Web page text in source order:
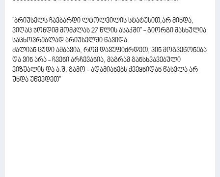
''ბრიუსელს ჩავბარდი ლტოლვილის სტატუსით,არ მინდა,
ვიღაც ჯონდიმ მომკლას 27 წლის ასაკში" - გიორგი მასხულია
საცხოვრებლად ბრიუსელში წავიდა.
ძალიან ცუდი ამბავია, რომ დავუფიქრდეთ, ვინ მოგვეწონება
და ვინ არა - ჩვენი არჩევანია, მაგრამ განსხვავებული
ვიზუალის და ა.შ. გამო - ადამიანებს ქვეყნიდან წასვლა არ
უნდა უწევდეთ''